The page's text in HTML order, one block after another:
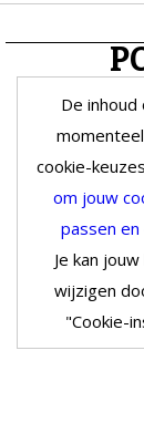
De
cookie-
om jouw
passen
Je kan
wijzigen
"Cookie-